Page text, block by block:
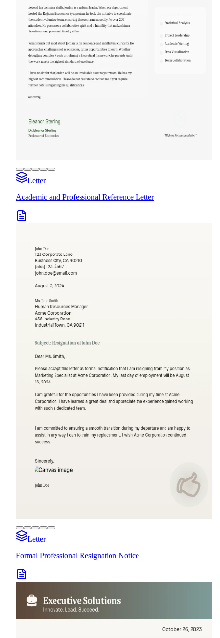
Letter
Academic and Professional Reference Letter
Letter
Formal Professional Resignation Notice